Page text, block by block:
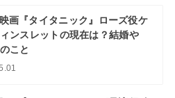
映画『タイタニック』ローズ役ケ
ンスレットの現在は？結婚や
こと